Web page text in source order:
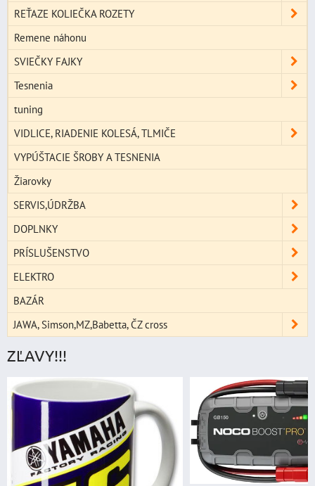
REŤAZE KOLIEČKA ROZETY
Remene náhonu
SVIEČKY FAJKY
Tesnenia
tuning
VIDLICE, RIADENIE KOLESÁ, TLMIČE
VYPÚŠTACIE ŠROBY A TESNENIA
Žiarovky
SERVIS,ÚDRŽBA
DOPLNKY
PRÍSLUŠENSTVO
ELEKTRO
BAZÁR
JAWA, Simson,MZ,Babetta, ČZ cross
ZĽAVY!!!